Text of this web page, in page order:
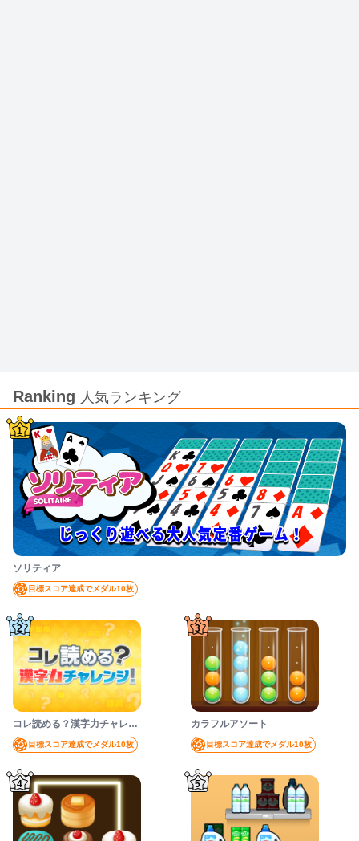
Ranking 人気ランキング
1
ソリティア
目標スコア達成でメダル10枚
2
コレ読める？漢字力チャレンジ
目標スコア達成でメダル10枚
3
カラフルアソート
目標スコア達成でメダル10枚
4 5